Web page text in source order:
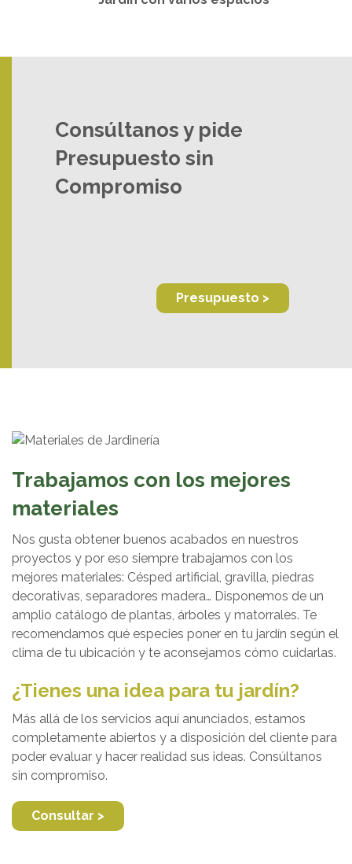
Consúltanos y pide
Presupuesto sin
Compromiso
Presupuesto >
Trabajamos con los mejores
materiales
Nos gusta obtener buenos acabados en nuestros
proyectos y por eso siempre trabajamos con los
mejores materiales: Césped artificial, gravilla, piedras
decorativas, separadores madera… Disponemos de un
amplio catálogo de plantas, árboles y matorrales. Te
recomendamos qué especies poner en tu jardín según el
clima de tu ubicación y te aconsejamos cómo cuidarlas.
¿Tienes una idea para tu jardín?
Más allá de los servicios aquí anunciados, estamos
completamente abiertos y a disposición del cliente para
poder evaluar y hacer realidad sus ideas. Consúltanos
sin compromiso.
Consultar >